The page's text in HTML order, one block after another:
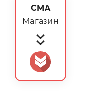
CMA
Магазин